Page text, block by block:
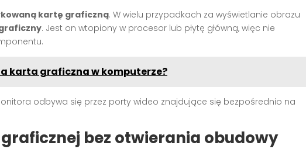
kartę graficzną. W wielu przypadkach za wyświetlanie obrazu
. Jest on wtopiony w procesor lub płytę główną, więc nie
karta graficzna w komputerze?
odbywa się przez porty wideo znajdujące się bezpośrednio na
bez otwierania obudowy